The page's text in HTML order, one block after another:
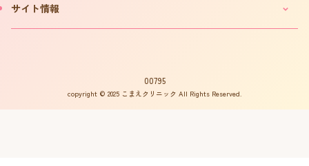
お問い合わせ
よくある質問
インタビュー
不妊ルーム物語
サイト情報
00795
copyright © 2025 こまえクリニック All Rights Reserved.